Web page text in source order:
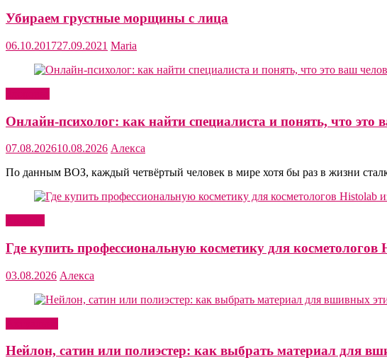
Убираем грустные морщины с лица
06.10.201727.09.2021 Maria
Онлайн-психолог: как найти специалиста и понять, что это
07.08.202610.08.2026 Алекса
По данным ВОЗ, каждый четвёртый человек в мире хотя бы раз в жизни
Где купить профессиональную косметику для
03.08.2026 Алекса
Нейлон, сатин или полиэстер: как выбрать материал для